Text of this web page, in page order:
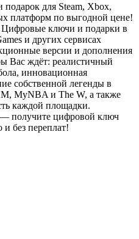
для Steam, Xbox,
платформ по выгодной цене!
ключи и подарки в
и других сервисах
версии и дополнения
Вас ждёт: реалистичный
инновационная
собственной легенды в
MyNBA и The W, а также
каждой площадки.
получите цифровой ключ
и без переплат!